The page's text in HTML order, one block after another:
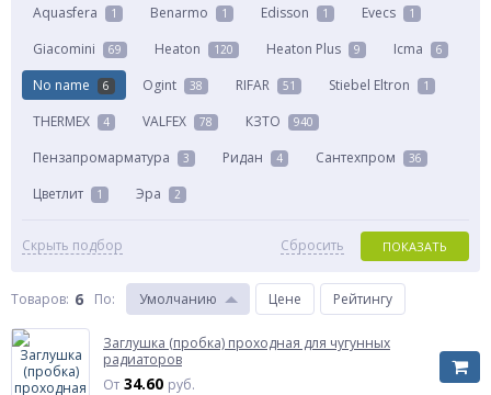
Aquasfera 1 Benarmo 1 Edisson 1 Evecs 1
Giacomini 69 Heaton 120 Heaton Plus 9 Icma 6
No name 6 Ogint 38 RIFAR 51 Stiebel Eltron 1
THERMEX 4 VALFEX 78 КЗТО 940
Пензапромарматура 3 Ридан 4 Сантехпром 36
Цветлит 1 Эра 2
Скрыть подбор ПОКАЗАТЬ
Сбросить
Товаров: 6 По: Умолчанию Цене Рейтингу
Заглушка (пробка) проходная для чугунных
радиаторов
От 34.60 руб.